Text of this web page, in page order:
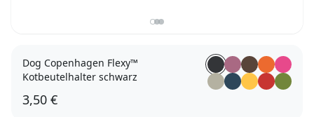
Dog Copenhagen Flexy™
Kotbeutelhalter schwarz
3,50 €